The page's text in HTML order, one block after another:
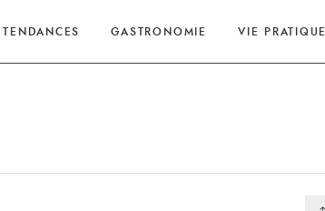
TENDANCES GASTRONOMIE VIE PRATIQUE